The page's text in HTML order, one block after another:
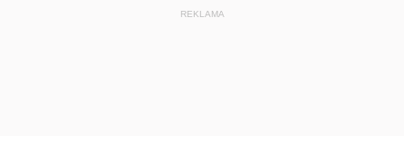
REKLAMA